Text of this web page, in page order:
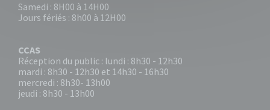
Samedi : 8H00 à 14H00
Jours fériés : 8h00 à 12H00
CCAS
Réception du public : lundi : 8h30 - 12h30
mardi : 8h30 - 12h30 et 14h30 - 16h30
mercredi : 8h30- 13h00
jeudi : 8h30 - 13h00